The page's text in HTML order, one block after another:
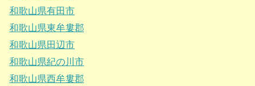
和歌山県有田市
和歌山県東牟婁郡
和歌山県田辺市
和歌山県紀の川市
和歌山県西牟婁郡